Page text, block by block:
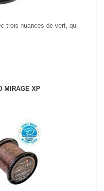
trois nuances de vert, qui
MIRAGE XP